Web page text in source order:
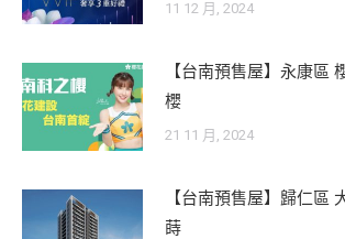
11 12 月, 2024
【台南預售屋】永康區
櫻
21 11 月, 2024
【台南預售屋】歸仁區
蒔